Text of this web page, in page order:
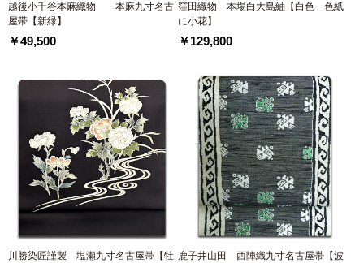
越後小千谷本麻織物 本麻九寸名古
屋帯【新緑】
￥49,500
窪田織物 本場白大島紬【白色 色紙
に小花】
￥129,800
川勝染匠謹製 塩瀬九寸名古屋帯【牡 鹿子井山田 西陣織九寸名古屋帯【波